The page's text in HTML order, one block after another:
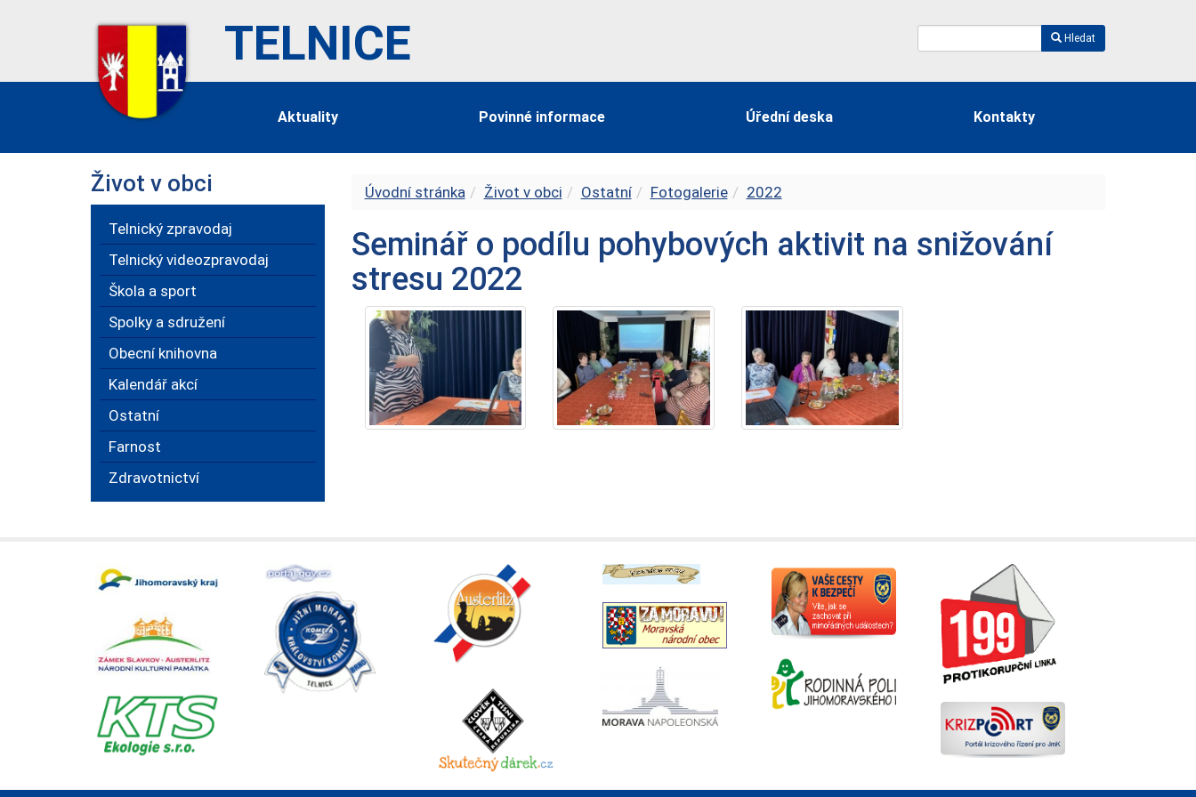
TELNICE Hledat
Aktuality Povinné informace Úřední deska Kontakty
Život v obci
Telnický zpravodaj
Telnický videozpravodaj
Škola a sport
Spolky a sdružení
Obecní knihovna
Kalendář akcí
Ostatní
Farnost
Zdravotnictví
Úvodní stránka Život v obci Ostatní Fotogalerie 2022
Seminář o podílu pohybových aktivit na snižování
stresu 2022